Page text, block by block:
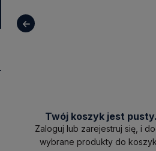
Twój koszyk jest pusty.
Zaloguj lub zarejestruj się, i
wybrane produkty do
Ten produkt jest